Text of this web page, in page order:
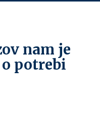
nam je
potrebi